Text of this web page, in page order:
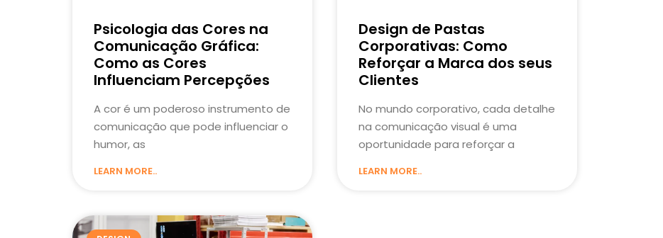
Psicologia das Cores na
Comunicação Gráfica:
Como as Cores
Influenciam Percepções
A cor é um poderoso instrumento de
comunicação que pode influenciar o
humor, as
LEARN MORE..
Design de Pastas
Corporativas: Como
Reforçar a Marca dos seus
Clientes
No mundo corporativo, cada detalhe
na comunicação visual é uma
oportunidade para reforçar a
LEARN MORE..